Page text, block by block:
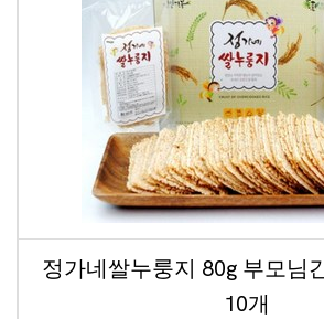
정가네쌀누룽지 80g 부모님
10개